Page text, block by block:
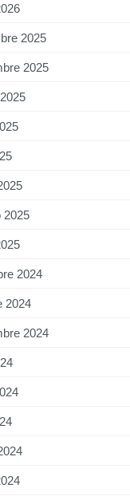
2025
2025
2025
2024
2024
2024